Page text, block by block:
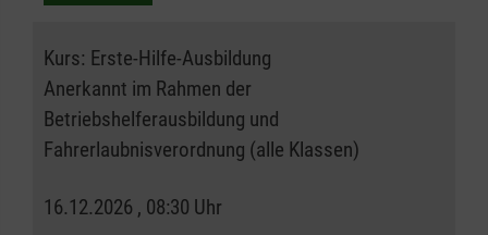
Kurs: Erste-Hilfe-Ausbildung
Anerkannt im Rahmen der
Betriebshelferausbildung und
Fahrerlaubnisverordnung (alle Klassen)
16.12.2026 , 08:30 Uhr